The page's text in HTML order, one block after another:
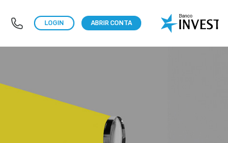
LOGIN ABRIR CONTA